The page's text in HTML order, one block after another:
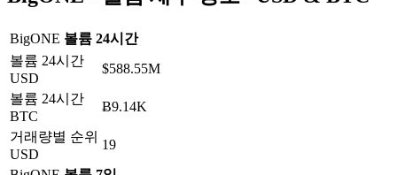
BigONE 볼륨 24시간
볼륨 24시간
USD
$588.55M
볼륨 24시간
BTC
Ƀ9.14K
거래량별 순위
USD
19